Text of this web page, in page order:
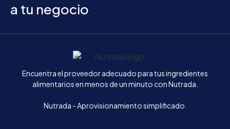
a tu negocio
Inicio
Encuentra el proveedor adecuado para tus ingredientes
alimentarios en menos de un minuto con Nutrada.
Nutrada - Aprovisionamiento simplificado.